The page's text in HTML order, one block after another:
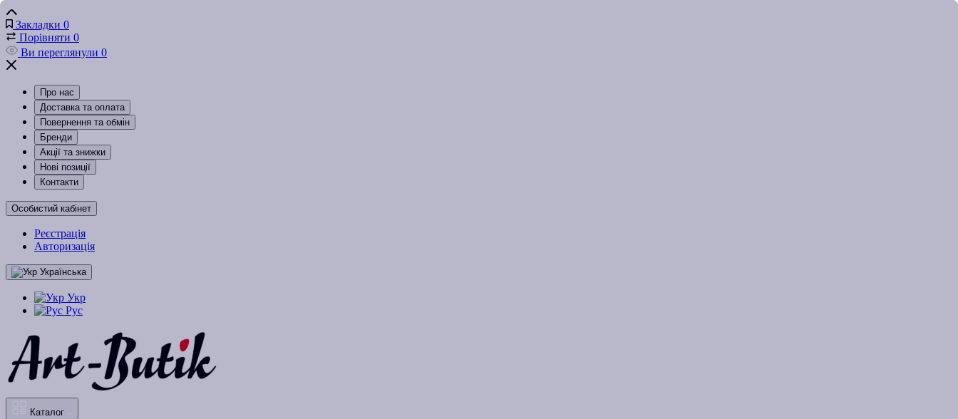
Закладки 0
Порівняти 0
Ви переглянули 0
Про нас
Доставка та оплата
Повернення та обмін
Бренди
Акції та знижки
Нові позиції
Контакти
Особистий кабінет
Реєстрація
Авторизація
Українська
Укр
Рус
Каталог